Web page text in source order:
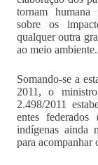
tornam humana
sobre os
qualquer outra
ao meio ambiente.
Somando-se a
2011, o
2.498/2011
entes
indígenas ainda
para acompanhar